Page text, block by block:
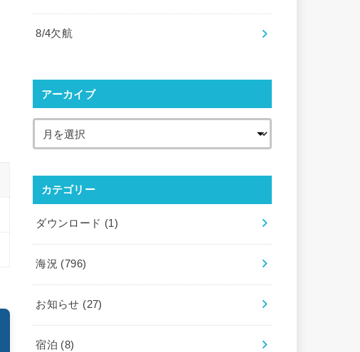
8/4欠航
アーカイブ
カテゴリー
ダウンロード (1)
海況 (796)
お知らせ (27)
宿泊 (8)